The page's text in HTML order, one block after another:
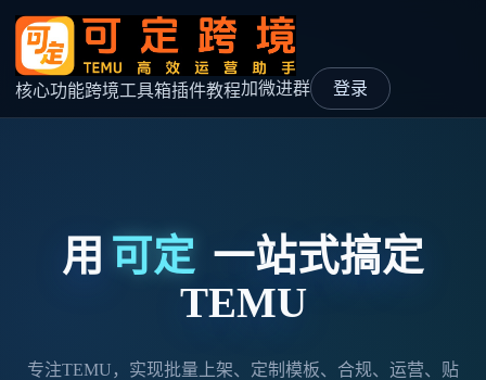
核心功能跨境工具箱插件教程加微进群 登录
用 可定 一站式搞定
TEMU
专注TEMU，实现批量上架、定制模板、合规、运营、贴